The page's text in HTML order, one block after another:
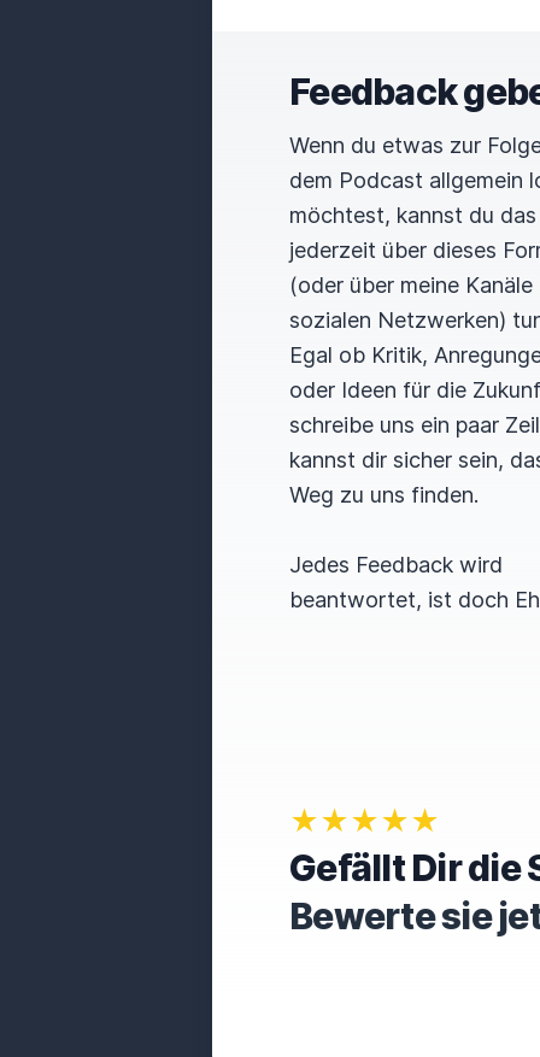
Feedback
Wenn du etwas zur
dem Podcast allgemein
möchtest, kannst du
jederzeit über dieses
(oder über meine Kanäle
sozialen Netzwerken)
Egal ob Kritik,
oder Ideen für die
schreibe uns ein paar
kannst dir sicher sein,
Weg zu uns finden.
Jedes Feedback wird
beantwortet, ist doch
★★★★★
Gefällt Dir die
Bewerte sie